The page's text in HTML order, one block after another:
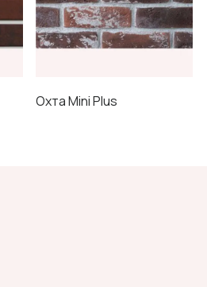
Охта Mini Plus